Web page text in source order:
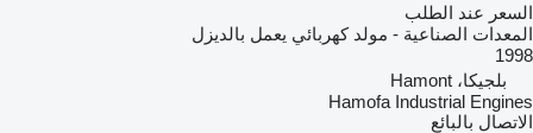
السعر عند الطلب
المعدات الصناعية - مولد كهربائي يعمل بالديزل
1998
بلجيكا، Hamont
Hamofa Industrial Engines
الاتصال بالبائع